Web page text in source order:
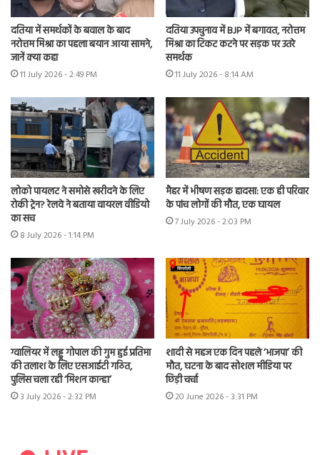
दतिया में समर्थकों के बवाल के बाद
नरोत्तम मिश्रा का पहला बयान आया सामने,
जानें क्या कहा
11 July 2026 - 2:49 PM
दतिया उपचुनाव में BJP में बगावत, नरोत्तम
मिश्रा का टिकट कटने पर सड़क पर उतरे
समर्थक
11 July 2026 - 8:14 AM
लोको पायलट ने समोसे खरीदने के लिए
रोकी ट्रेन? रेलवे ने बताया वायरल वीडियो
का सच
8 July 2026 - 1:14 PM
मैहर में भीषण सड़क हादसा: एक ही परिवार
के पांच लोगों की मौत, एक घायल
7 July 2026 - 2:03 PM
ग्वालियर में लड्डू गोपाल की गुम हुई प्रतिमा
की तलाश के लिए एसआईटी गठित,
पुलिस चला रही ‘मिशन कान्हा’
3 July 2026 - 2:32 PM
शादी से महज एक दिन पहले ‘भाजपा’ की
मौत, घटना के बाद सोशल मीडिया पर
छिड़ी चर्चा
20 June 2026 - 3:31 PM